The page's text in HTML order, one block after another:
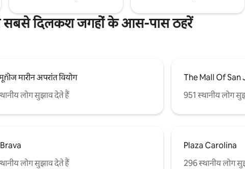
सबसे दिलकश जगहों के आस-पास ठहरें
मारीन अपरांत वियोग
लोग सुझाव देते हैं
The Mall Of San
951 स्थानीय लोग
लोग सुझाव देते हैं
Plaza Carolina
296 स्थानीय लोग